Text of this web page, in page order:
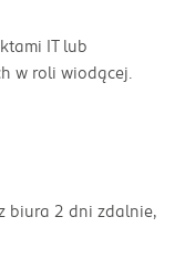
IT lub
w roli wiodącej.
biura 2 dni zdalnie,